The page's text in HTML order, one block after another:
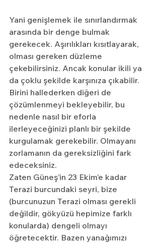
Yani genişlemek ile sınırlandırmak
arasında bir denge bulmak
gerekecek. Aşırılıkları kısıtlayarak,
olması gereken düzleme
çekebilirsiniz. Ancak konular ikili ya
da çoklu şekilde karşınıza çıkabilir.
Birini hallederken diğeri de
çözümlenmeyi bekleyebilir, bu
nedenle nasıl bir eforla
ilerleyeceğinizi planlı bir şekilde
kurgulamak gerekebilir. Olmayanı
zorlamanın da gereksizliğini fark
edeceksiniz.
Zaten Güneş’in 23 Ekim’e kadar
Terazi burcundaki seyri, bize
(burcunuzun Terazi olması gerekli
değildir, gökyüzü hepimize farklı
konularda) dengeli olmayı
öğretecektir. Bazen yanağımızı